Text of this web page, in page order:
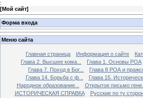
:
[Мой сайт]
Форма входа
Меню сайта
Главная страница Информация о сайте
Глава 2. Высшее кома...
Глава 1. Основы РОА
Глава 7. Поход в Бог...
Глава 8 РОА и
Глава 14. Борьба с ф...
Глава 15.
Народное образование...
Открытое письмо гене...
ИСТОРИЧЕСКАЯ СПРАВКА
Русские по ту